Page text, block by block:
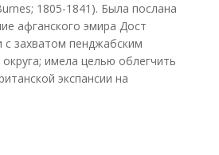
1805-1841). Была послана
афганского эмира Дост
с захватом пенджабским
имела целью облегчить
экспансии на